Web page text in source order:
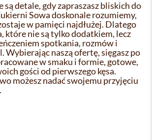
są detale, gdy zapraszasz bliskich do
Sowa doskonale rozumiemy,
w pamięci najdłużej. Dlatego
które nie są tylko dodatkiem, lecz
spotkania, rozmów i
Wybierając naszą ofertę, sięgasz po
w smaku i formie, gotowe,
gości od pierwszego kęsa.
możesz nadać swojemu przyjęciu